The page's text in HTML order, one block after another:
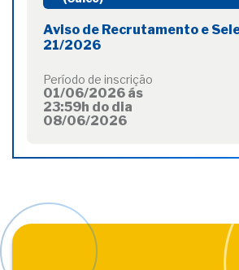
Aviso de Recrutamento e
21/2026
Período de inscrição
01/06/2026 ás
23:59h do dia
08/06/2026